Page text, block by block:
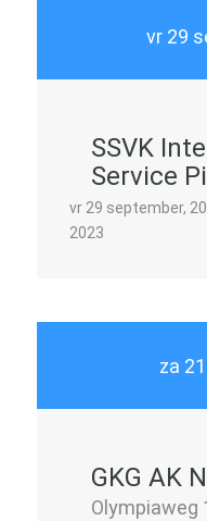
vr 29
SSVK
Service
vr 29 september,
2023
za
GKG AK
Olympiaweg